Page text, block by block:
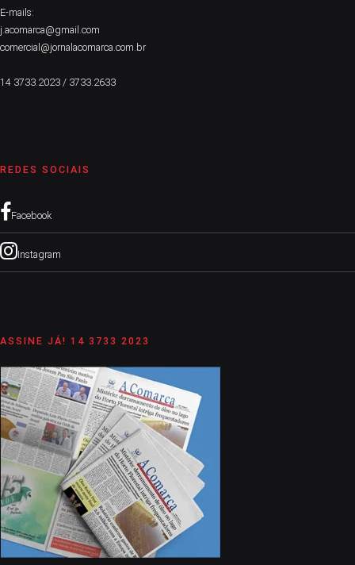
E-mails:
j.acomarca@gmail.com
comercial@jornalacomarca.com.br
14 3733.2023 / 3733.2633
REDES SOCIAIS
Facebook
Instagram
ASSINE JÁ! 14 3733 2023